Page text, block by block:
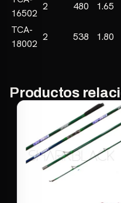
16502
2 480 1.65
TCA-
18002
2 538 1.80
Productos